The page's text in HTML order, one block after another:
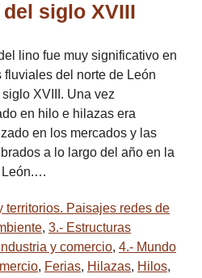
siglo XVIII
lino fue muy significativo en
fluviales del norte de León
XVIII. Una vez
en hilo e hilazas era
en los mercados y las
a lo largo del año en la
León.…
territorios. Paisajes redes de
, 3.- Estructuras
y comercio, 4.- Mundo
, Ferias, Hilazas, Hilos,